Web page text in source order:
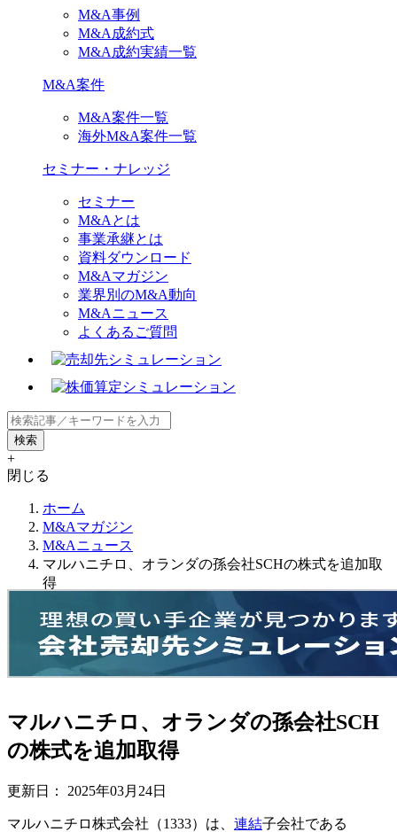
M&A事例
M&A成約式
M&A成約実績一覧
M&A案件
M&A案件一覧
海外M&A案件一覧
セミナー・ナレッジ
セミナー
M&Aとは
事業承継とは
資料ダウンロード
M&Aマガジン
業界別のM&A動向
M&Aニュース
よくあるご質問
+
閉じる
ホーム
M&Aマガジン
M&Aニュース
マルハニチロ、オランダの孫会社SCHの株式を追加取
得
マルハニチロ、オランダの孫会社SCH
の株式を追加取得
更新日： 2025年03月24日
マルハニチロ株式会社（1333）は、 連結子会社である